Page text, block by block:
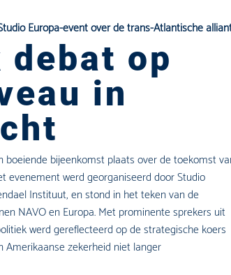
Europa-event over de trans-Atlantische
op
in
boeiende bijeenkomst plaats over de toekomst
evenement werd georganiseerd door Studio
Instituut, en stond in het teken van de
NAVO en Europa. Met prominente sprekers uit
werd gereflecteerd op de strategische koers
Amerikaanse zekerheid niet langer